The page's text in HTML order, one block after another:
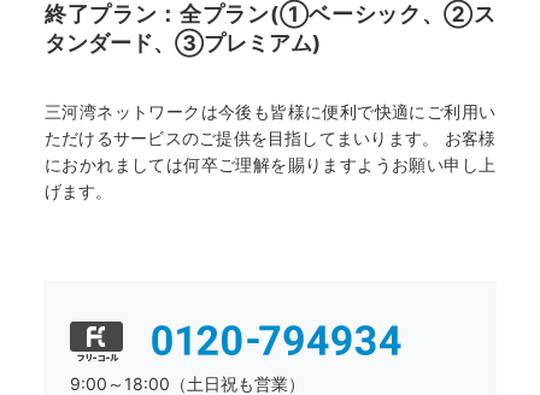
終了プラン：全プラン(①ベーシック、②ス
タンダード、③プレミアム)
三河湾ネットワークは今後も皆様に便利で快適にご利用い
ただけるサービスのご提供を目指してまいります。 お客様
におかれましては何卒ご理解を賜りますようお願い申し上
げます。
9:00～18:00（土日祝も営業）